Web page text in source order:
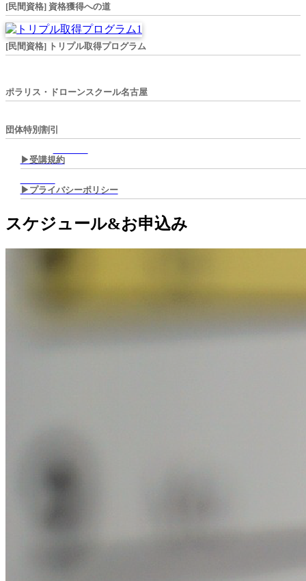
[民間資格] 資格獲得への道
[民間資格] トリプル取得プログラム
ポラリス・ドローンスクール名古屋
団体特別割引
▶︎受講規約
▶︎プライバシーポリシー
スケジュール&お申込み